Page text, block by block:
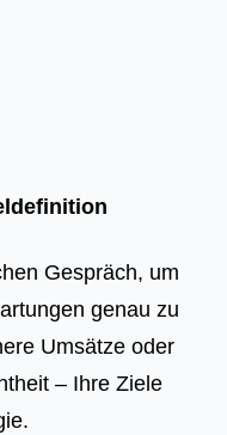
Gespräch, um
genau zu
Umsätze oder
– Ihre Ziele